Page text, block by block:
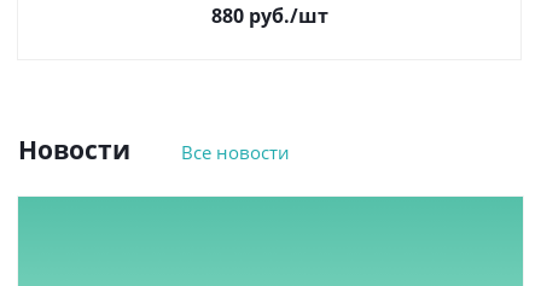
880 руб./шт
Новости Все новости